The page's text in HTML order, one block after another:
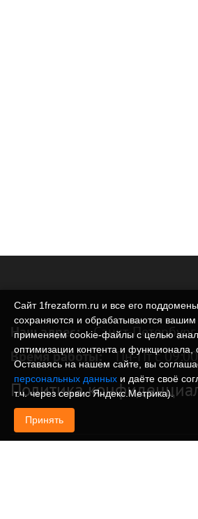
Наш адрес: Санкт-
Время работы: Пн-Пт с
Политика
Сайт 1frezaform.ru и все его
сохраняются и обрабатываются
применяем cookie‑файлы с целью
оптимизации контента и функционала,
Оставаясь на нашем сайте, вы
персональных данных и даёте своё
т.ч. через сервис Яндекс.Метрика).
Принять